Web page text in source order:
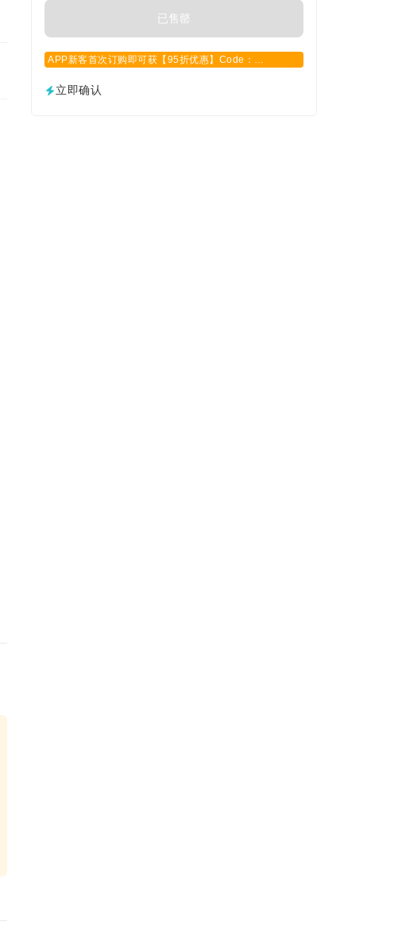
已售罄
APP新客首次订购即可获【95折优惠】Code：
立即确认